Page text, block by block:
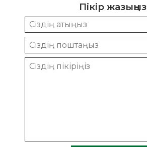
Пікір жазыңыз